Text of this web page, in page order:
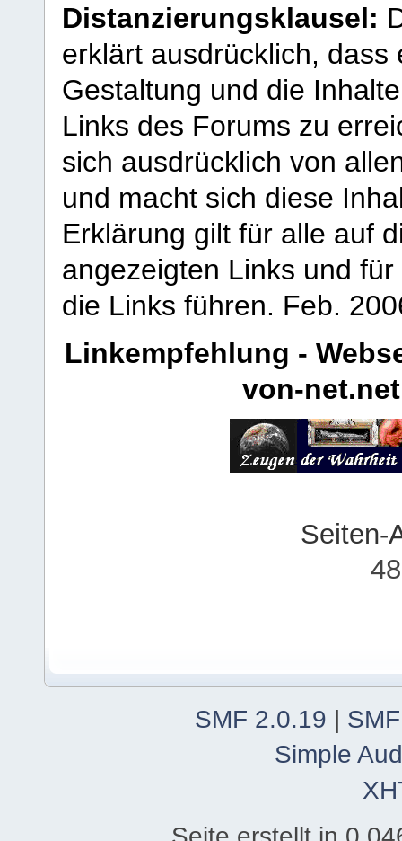
Distanzierungsklausel:
erklärt ausdrücklich,
Gestaltung und die
Links des Forums zu
sich ausdrücklich von
und macht sich diese
Erklärung gilt für alle auf
angezeigten Links und
die Links führen. Feb.
Linkempfehlung -
von-net.net
Seiten-
SMF 2.0.19 |
Simple